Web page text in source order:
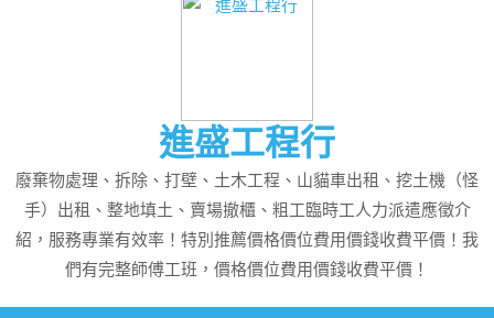
進盛工程行
廢棄物處理、拆除、打壁、土木工程、山貓車出租、挖土機（怪
手）出租、整地填土、賣場撤櫃、粗工臨時工人力派遣應徵介
紹，服務專業有效率！特別推薦價格價位費用價錢收費平價！我
們有完整師傅工班，價格價位費用價錢收費平價！